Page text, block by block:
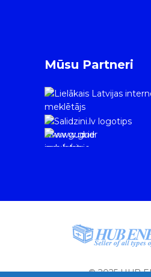
Mūsu Partneri
www.gudrie
m.lv/atrie-
© 2025 HUB